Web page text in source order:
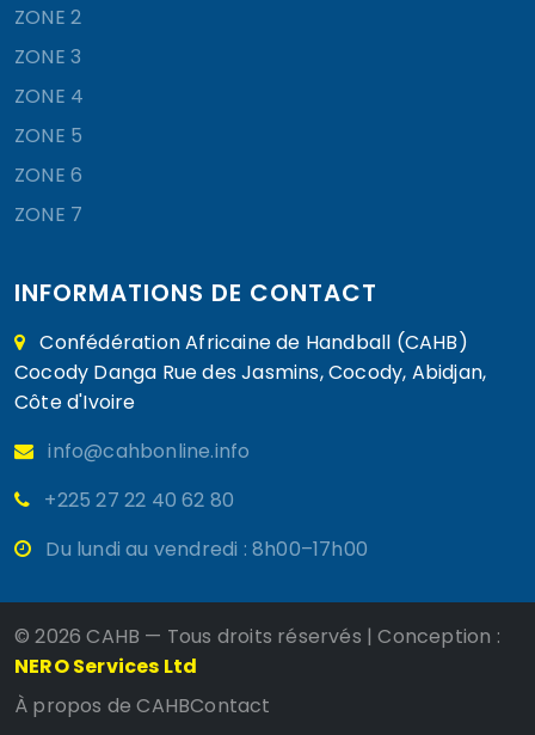
ZONE 2
ZONE 3
ZONE 4
ZONE 5
ZONE 6
ZONE 7
INFORMATIONS DE CONTACT
Confédération Africaine de Handball (CAHB)
Cocody Danga Rue des Jasmins, Cocody, Abidjan,
Côte d'Ivoire
info@cahbonline.info
+225 27 22 40 62 80
Du lundi au vendredi : 8h00–17h00
©2026 CAHB — Tous droits réservés | Conception :
NERO Services Ltd
À propos de CAHBContact